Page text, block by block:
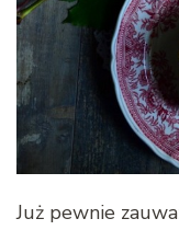
Już pewnie